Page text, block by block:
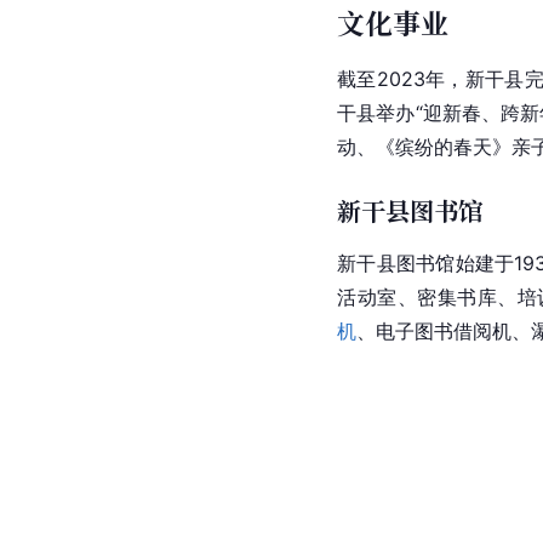
文化事业
截至2023年，新干县
干县举办“迎新春、跨
动、《缤纷的春天》亲
新干县图书馆
新干县图书馆始建于
活动室、密集书库、培
机 、电子图书借阅机